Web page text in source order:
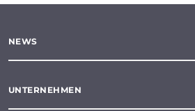
NEWS
UNTERNEHMEN